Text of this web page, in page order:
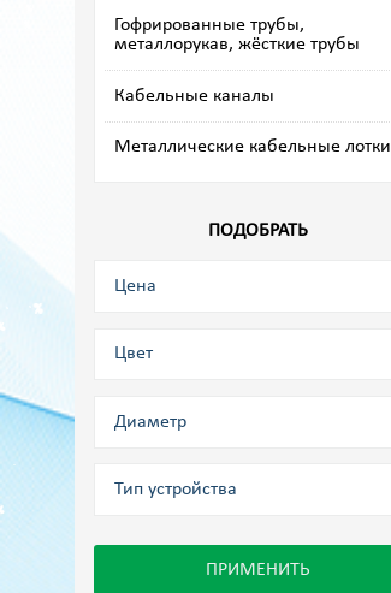
Гофрированные трубы,
металлорукав, жёсткие трубы
Кабельные каналы
Металлические кабельные лотки
ПОДОБРАТЬ
Цена
Цвет
Диаметр
Тип устройства
ПРИМЕНИТЬ